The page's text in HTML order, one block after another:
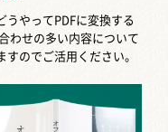
うやってPDFに変換する
わせの多い内容について
のでご活用ください。